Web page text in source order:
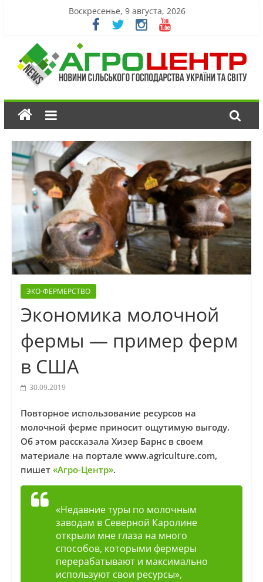
Воскресенье, 9 августа, 2026
ЭКО-ФЕРМЕРСТВО
Экономика молочной
фермы — пример ферм
в США
30.09.2019
Повторное использование ресурсов на
молочной ферме приносит ощутимую выгоду.
Об этом рассказала Хизер Барнс в своем
материале на портале www.agriculture.com,
пишет «Агро-Центр».
«Недавние туры по молочным
заводам в Северной Каролине
открыли мне глаза на много
способов, которыми фермеры
перерабатывают и максимально
используют свои ресурсы»,